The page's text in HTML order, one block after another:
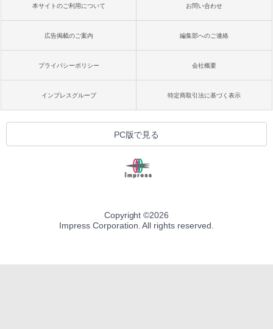
本サイトのご利用について お問い合わせ
広告掲載のご案内 編集部へのご連絡
プライバシーポリシー 会社概要
インプレスグループ 特定商取引法に基づく表示
PC版で見る
Copyright ©2026
Impress Corporation. All rights reserved.